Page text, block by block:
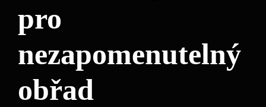
pro
nezapomenutelný
obřad